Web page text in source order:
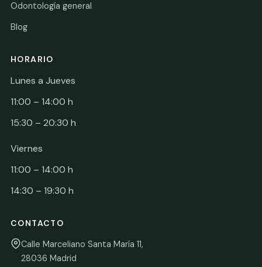
Odontología general
Blog
HORARIO
Lunes a Jueves
11:00 – 14:00 h
15:30 – 20:30 h
Viernes
11:00 – 14:00 h
14:30 – 19:30 h
CONTACTO
Calle Marceliano Santa María 11,
28036 Madrid